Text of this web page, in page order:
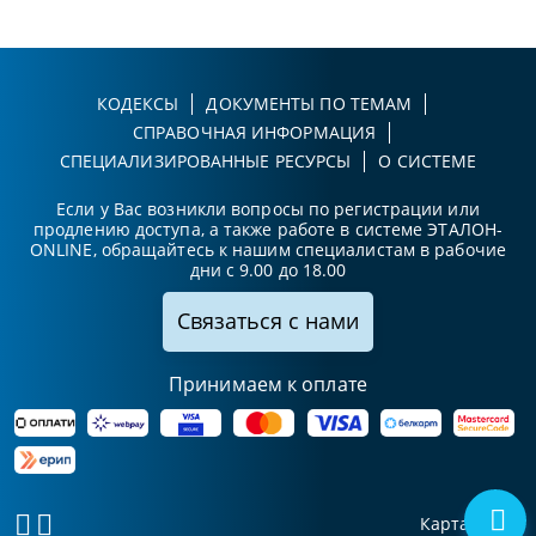
КОДЕКСЫ
ДОКУМЕНТЫ ПО ТЕМАМ
СПРАВОЧНАЯ ИНФОРМАЦИЯ
СПЕЦИАЛИЗИРОВАННЫЕ РЕСУРСЫ
О СИСТЕМЕ
Если у Вас возникли вопросы по регистрации или
продлению доступа, а также работе в системе ЭТАЛОН-
ONLINE, обращайтесь к нашим специалистам в рабочие
дни с 9.00 до 18.00
Связаться с нами
Принимаем к оплате
Карта сайта